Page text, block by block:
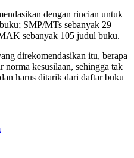
dengan rincian untuk
SMP/MTs sebanyak 29
sebanyak 105 judul buku.
direkomendasikan itu, berapa
norma kesusilaan, sehingga tak
harus ditarik dari daftar buku